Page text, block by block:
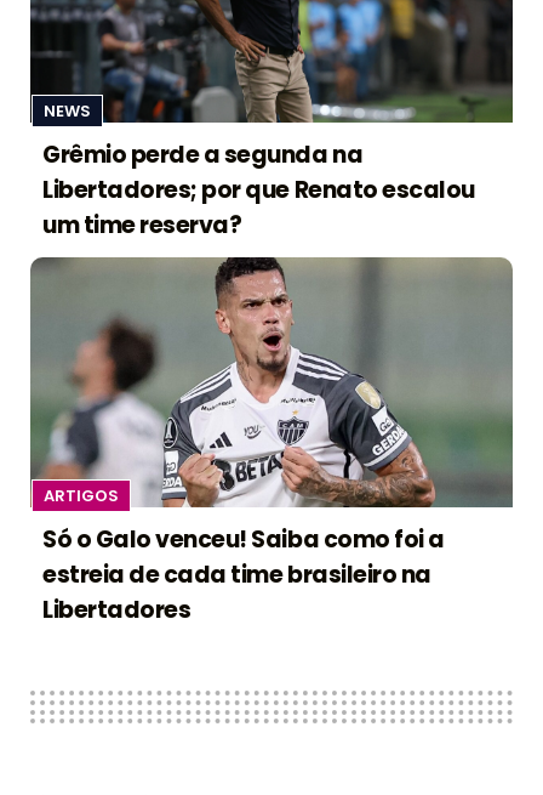
NEWS
Grêmio perde a segunda na
Libertadores; por que Renato escalou
um time reserva?
ARTIGOS
Só o Galo venceu! Saiba como foi a
estreia de cada time brasileiro na
Libertadores